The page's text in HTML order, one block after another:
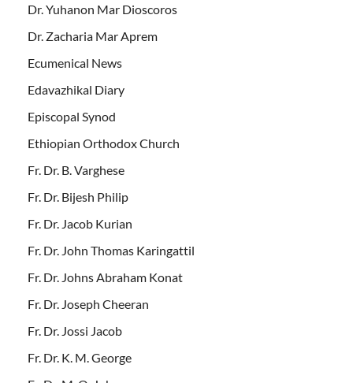
Dr. Yuhanon Mar Dioscoros
Dr. Zacharia Mar Aprem
Ecumenical News
Edavazhikal Diary
Episcopal Synod
Ethiopian Orthodox Church
Fr. Dr. B. Varghese
Fr. Dr. Bijesh Philip
Fr. Dr. Jacob Kurian
Fr. Dr. John Thomas Karingattil
Fr. Dr. Johns Abraham Konat
Fr. Dr. Joseph Cheeran
Fr. Dr. Jossi Jacob
Fr. Dr. K. M. George